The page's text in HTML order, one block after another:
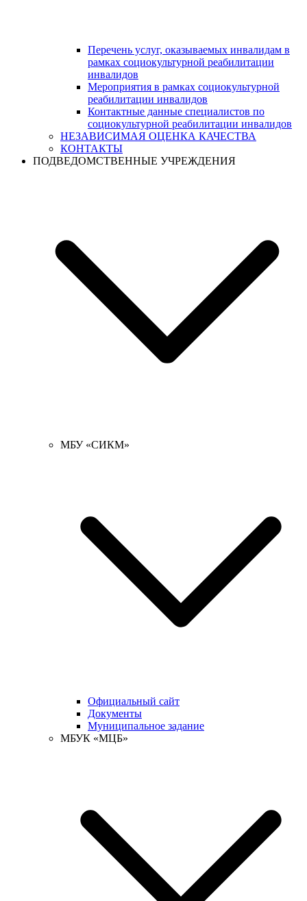
Перечень услуг, оказываемых инвалидам в
рамках социокультурной реабилитации
инвалидов
Мероприятия в рамках социокультурной
реабилитации инвалидов
Контактные данные специалистов по
социокультурной реабилитации инвалидов
НЕЗАВИСИМАЯ ОЦЕНКА КАЧЕСТВА
КОНТАКТЫ
ПОДВЕДОМСТВЕННЫЕ УЧРЕЖДЕНИЯ
МБУ «СИКМ»
Официальный сайт
Документы
Муниципальное задание
МБУК «МЦБ»